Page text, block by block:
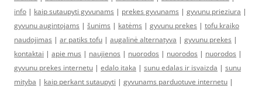
info | kaip sutaupyti gyvunams | prekes gyvunams | gyvunu prieziura |
gyvunu augintojams | šunims | katėms | gyvunu prekes | tofu kraiko
naudojimas | ar patiks tofu | augalinė alternatyva | gyvunu prekes |
kontaktai | apie mus | naujienos | nuorodos | nuorodos | nuorodos |
gyvunu prekes internetu | edalo itaka | sunu edalas ir isvaizda | sunu
mityba | kaip perkant sutaupyti | gyvunams parduotuve internetu |